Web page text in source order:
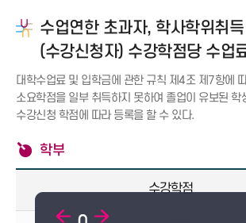
수업연한 초과자, 학사학위취
(수강신청자) 수강학점당 수업
대학수업료 및 입학금에 관한 규칙 제4조 제7항에
소요학점을 일부 취득하지 못하여 졸업이 유보된 학
수강신청 학점에 따라 등록을 할 수 있다.
학부
수강학점